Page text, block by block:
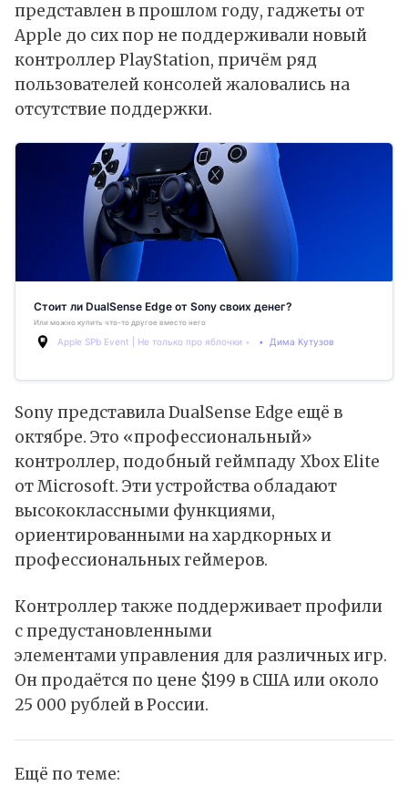
представлен в прошлом году, гаджеты от
Apple до сих пор не поддерживали новый
контроллер PlayStation, причём ряд
пользователей консолей жаловались на
отсутствие поддержки.
Стоит ли DualSense Edge от Sony своих денег?
Или можно купить что-то другое вместо него
Apple SPb Event | Не только про яблочки Дима Кутузов
Sony представила DualSense Edge ещё в
октябре. Это «профессиональный»
контроллер, подобный геймпаду Xbox Elite
от Microsoft. Эти устройства обладают
высококлассными функциями,
ориентированными на хардкорных и
профессиональных геймеров.
Контроллер также поддерживает профили
с предустановленными
элементами управления для различных игр.
Он продаётся по цене $199 в США или около
25 000 рублей в России.
Ещё по теме: